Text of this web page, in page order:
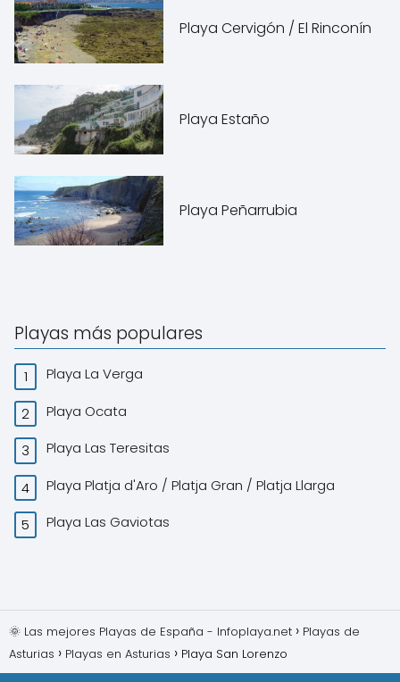
Playa Cervigón / El Rinconín
Playa Estaño
Playa Peñarrubia
Playas más populares
Playa La Verga
Playa Ocata
Playa Las Teresitas
Playa Platja d'Aro / Platja Gran / Platja Llarga
Playa Las Gaviotas
🌞 Las mejores Playas de España - Infoplaya.net
Playas de
Asturias
Playas en Asturias Playa San Lorenzo